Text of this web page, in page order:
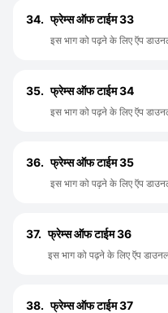
34. फ्रेम्स ऑफ टाईम 33
इस भाग को पढ़ने के लिए ऍप
35. फ्रेम्स ऑफ टाईम 34
इस भाग को पढ़ने के लिए ऍप
36. फ्रेम्स ऑफ टाईम 35
इस भाग को पढ़ने के लिए ऍप
37. फ्रेम्स ऑफ टाईम 36
इस भाग को पढ़ने के लिए ऍप
38. फ्रेम्स ऑफ टाईम 37